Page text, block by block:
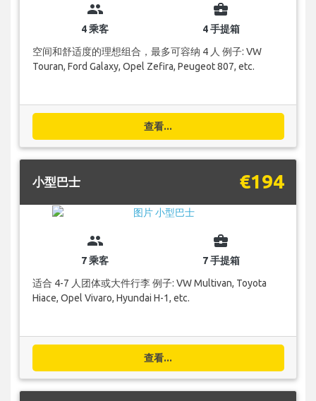
group
4 乘客
business_center
4 手提箱
空间和舒适度的理想组合，最多可容纳 4 人 例子: VW
Touran, Ford Galaxy, Opel Zefira, Peugeot 807, etc.
查看...
小型巴士 €194
group
7 乘客
business_center
7 手提箱
适合 4-7 人团体或大件行李 例子: VW Multivan, Toyota
Hiace, Opel Vivaro, Hyundai H-1, etc.
查看...